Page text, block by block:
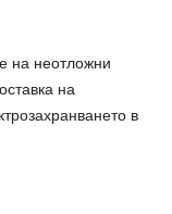
на неотложни
на
в